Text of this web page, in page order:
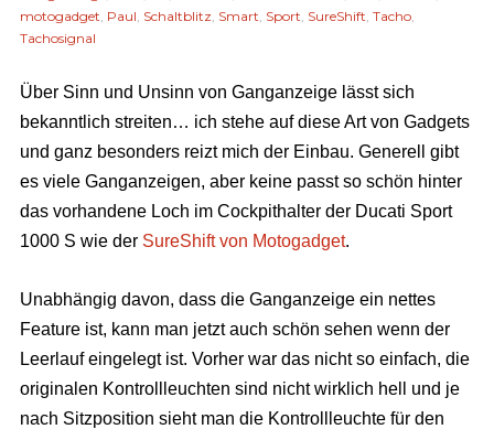
motogadget Paul Schaltblitz Smart Sport SureShift Tacho,
Tachosignal
Über Sinn und Unsinn von Ganganzeige lässt sich
bekanntlich streiten… ich stehe auf diese Art von Gadgets
und ganz besonders reizt mich der Einbau. Generell gibt
es viele Ganganzeigen, aber keine passt so schön hinter
das vorhandene Loch im Cockpithalter der Ducati Sport
1000 S wie der SureShift von Motogadget.
Unabhängig davon, dass die Ganganzeige ein nettes
Feature ist, kann man jetzt auch schön sehen wenn der
Leerlauf eingelegt ist. Vorher war das nicht so einfach, die
originalen Kontrollleuchten sind nicht wirklich hell und je
nach Sitzposition sieht man die Kontrollleuchte für den